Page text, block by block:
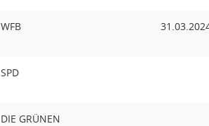
WFB
SPD
DIE GRÜNEN